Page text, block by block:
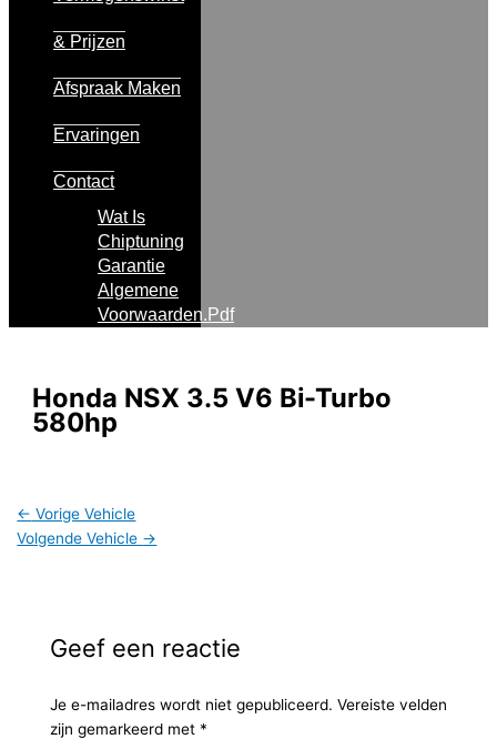
& Prijzen
Afspraak Maken
Ervaringen
Contact
Wat Is
Chiptuning
Garantie
Algemene
Voorwaarden.pdf
Honda NSX 3.5 V6 Bi-Turbo
580hp
← Vorige Vehicle
Volgende Vehicle →
Geef een reactie
Je e-mailadres wordt niet gepubliceerd. Vereiste velden
zijn gemarkeerd met *